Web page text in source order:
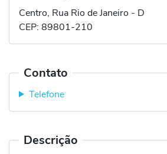
Centro, Rua Rio de Janeiro - D
CEP: 89801-210
Contato
Telefone
Descrição